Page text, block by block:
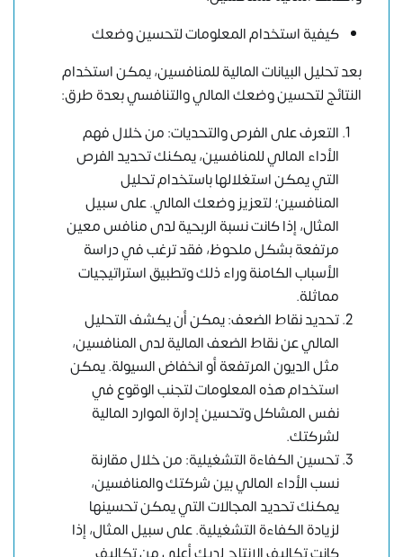
كيفية استخدام المعلومات لتحسين وضعك
بعد تحليل البيانات المالية للمنافسين، يمكن استخدام
النتائج لتحسين وضعك المالي والتنافسي بعدة طرق:
التعرف على الفرص والتحديات: من خلال فهم
الأداء المالي للمنافسين، يمكنك تحديد الفرص
التي يمكن استغلالها باستخدام تحليل
المنافسين؛ لتعزيز وضعك المالي. على سبيل
المثال، إذا كانت نسبة الربحية لدى منافس معين
مرتفعة بشكل ملحوظ، فقد ترغب في دراسة
الأسباب الكامنة وراء ذلك وتطبيق استراتيجيات
مماثلة.
تحديد نقاط الضعف: يمكن أن يكشف التحليل
المالي عن نقاط الضعف المالية لدى المنافسين،
مثل الديون المرتفعة أو انخفاض السيولة. يمكن
استخدام هذه المعلومات لتجنب الوقوع في
نفس المشاكل وتحسين إدارة الموارد المالية
لشركتك.
تحسين الكفاءة التشغيلية: من خلال مقارنة
نسب الأداء المالي بين شركتك والمنافسين،
يمكنك تحديد المجالات التي يمكن تحسينها
لزيادة الكفاءة التشغيلية. على سبيل المثال، إذا